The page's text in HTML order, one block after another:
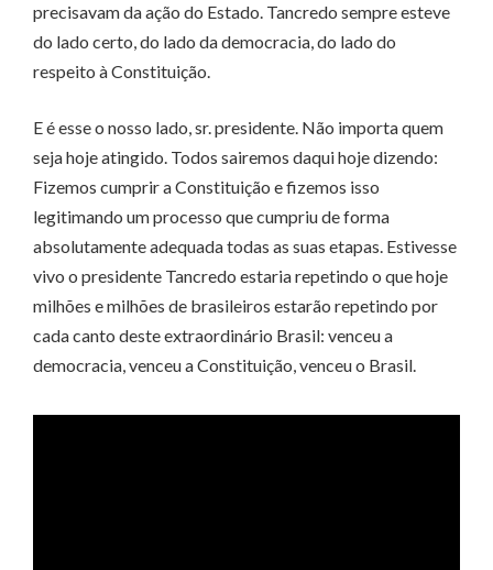
precisavam da ação do Estado. Tancredo sempre esteve
do lado certo, do lado da democracia, do lado do
respeito à Constituição.
E é esse o nosso lado, sr. presidente. Não importa quem
seja hoje atingido. Todos sairemos daqui hoje dizendo:
Fizemos cumprir a Constituição e fizemos isso
legitimando um processo que cumpriu de forma
absolutamente adequada todas as suas etapas. Estivesse
vivo o presidente Tancredo estaria repetindo o que hoje
milhões e milhões de brasileiros estarão repetindo por
cada canto deste extraordinário Brasil: venceu a
democracia, venceu a Constituição, venceu o Brasil.